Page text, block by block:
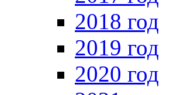
2018 год
2019 год
2020 год